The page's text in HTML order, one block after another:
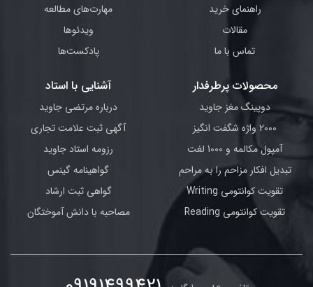
راهنمای خرید
مقالات
تماس با ما
مهارت‌های مطالعه
ویدئوها
پادکست‌ها
محصولات پرطرفدار
دوپینگ مغز جاوید
2000 واژه شگفت انگیز
آمپول مکالمه و 1000 لغت
تبدیل افکار مزاحم را به مراحم
تقویت کوانتومی Writing
تقویت کوانتومی Reading
آشنایی با استاد
درباره مرتضی جاوید
آگهی ثبت علامت تجاری
رزومه استاد جاوید
گواهینامه گینس
گواهی ثبت ارشاد
مصاحبه با دانش آموختگان